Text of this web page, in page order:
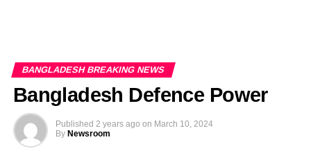
BANGLADESH BREAKING NEWS
Bangladesh Defence Power
Published 2 years ago on March 10, 2024
By Newsroom